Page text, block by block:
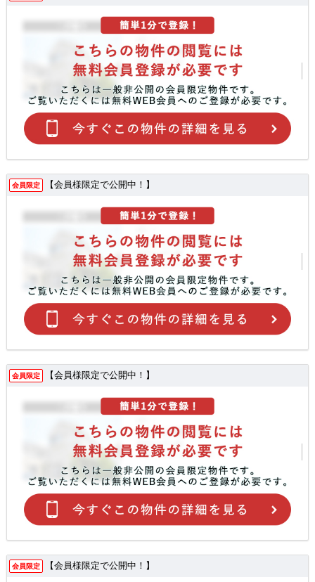
会員限定 【会員様限定で公開中！】
会員限定 【会員様限定で公開中！】
会員限定 【会員様限定で公開中！】